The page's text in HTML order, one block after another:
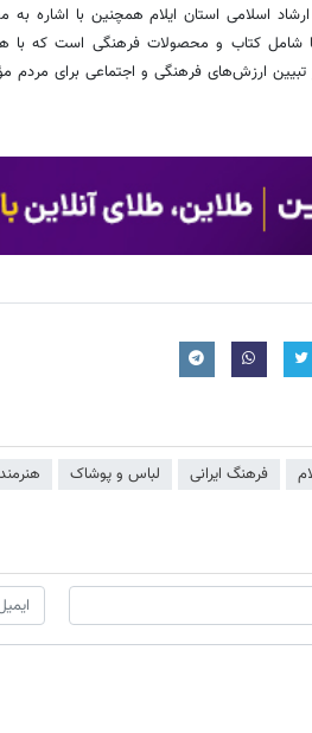
اسلامی استان ایلام همچنین با اشاره به
شامل کتاب و محصولات فرهنگی است که با
ارزش‌های فرهنگی و اجتماعی برای مردم
فرهنگ ایرانی لباس و پوشاک